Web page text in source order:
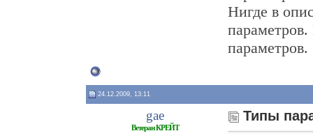
Нигде в
параметров.
24.12.2009, 13:11
gae
Ветеран КРЕЙТ
Типы